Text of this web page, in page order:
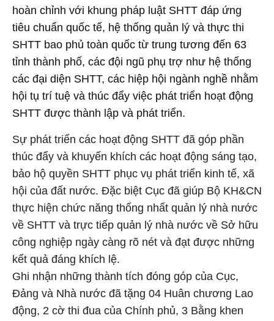
hoàn chỉnh với khung pháp luật SHTT đáp ứng
tiêu chuẩn quốc tế, hệ thống quản lý và thực thi
SHTT bao phủ toàn quốc từ trung tương đến 63
tỉnh thành phố, các đội ngũ phụ trợ như hệ thống
các đại diện SHTT, các hiệp hội ngành nghề nhằm
hội tụ trí tuệ và thúc đẩy việc phát triển hoạt động
SHTT được thành lập và phát triển.
Sự phát triển các hoạt động SHTT đã góp phần
thúc đẩy và khuyến khích các hoạt động sáng tạo,
bảo hộ quyền SHTT phục vụ phát triển kinh tế, xã
hội của đất nước. Đặc biệt Cục đã giúp Bộ KH&CN
thực hiện chức năng thống nhất quản lý nhà nước
về SHTT và trực tiếp quản lý nhà nước về Sở hữu
công nghiệp ngày càng rõ nét và đạt được những
kết quả đáng khích lệ.
Ghi nhận những thành tích đóng góp của Cục,
Đảng và Nhà nước đã tặng 04 Huân chương Lao
động, 2 cờ thi đua của Chính phủ, 3 Bằng khen